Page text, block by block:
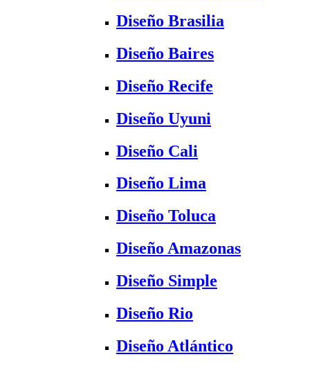
Diseño Brasilia
Diseño Baires
Diseño Recife
Diseño Uyuni
Diseño Cali
Diseño Lima
Diseño Toluca
Diseño Amazonas
Diseño Simple
Diseño Rio
Diseño Atlántico